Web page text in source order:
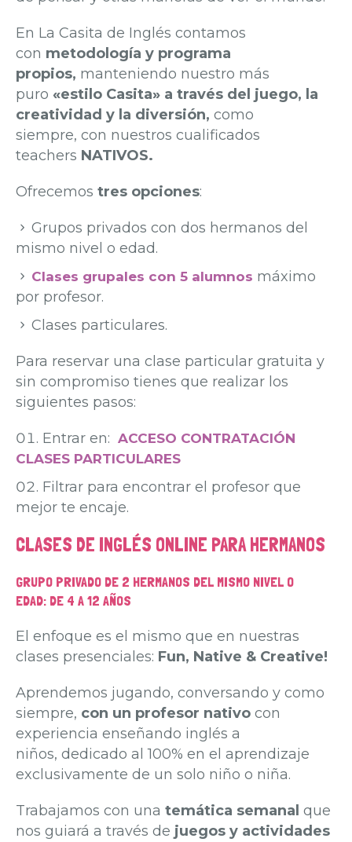
En La Casita de Inglés contamos
con metodología y programa
propios, manteniendo nuestro más
puro «estilo Casita» a través del juego, la
creatividad y la diversión, como
siempre, con nuestros cualificados
teachers NATIVOS.
Ofrecemos tres opciones:
Grupos privados con dos hermanos del
mismo nivel o edad.
Clases grupales con 5 alumnos máximo
por profesor.
Clases particulares.
Para reservar una clase particular gratuita y
sin compromiso tienes que realizar los
siguientes pasos:
Entrar en: ACCESO CONTRATACIÓN
CLASES PARTICULARES
Filtrar para encontrar el profesor que
mejor te encaje.
CLASES DE INGLÉS ONLINE PARA HERMANOS
GRUPO PRIVADO DE 2 HERMANOS DEL MISMO NIVEL O
EDAD: DE 4 A 12 AÑOS
El enfoque es el mismo que en nuestras
clases presenciales: Fun, Native & Creative!
Aprendemos jugando, conversando y como
siempre, con un profesor nativo con
experiencia enseñando inglés a
niños, dedicado al 100% en el aprendizaje
exclusivamente de un solo niño o niña.
Trabajamos con una temática semanal que
nos guiará a través de juegos y actividades